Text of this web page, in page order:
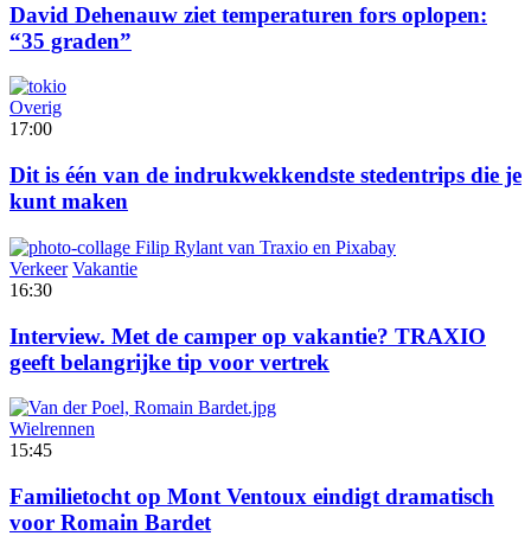
David Dehenauw ziet temperaturen fors oplopen:
“35 graden”
Overig
17:00
Dit is één van de indrukwekkendste stedentrips die je
kunt maken
Verkeer Vakantie
16:30
Interview. Met de camper op vakantie? TRAXIO
geeft belangrijke tip voor vertrek
Wielrennen
15:45
Familietocht op Mont Ventoux eindigt dramatisch
voor Romain Bardet